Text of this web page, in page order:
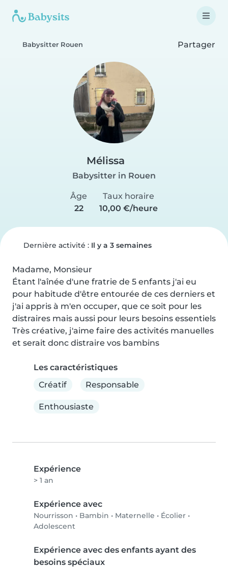
Babysitter Rouen Partager
Mélissa
Babysitter in Rouen
Âge
22
Taux horaire
10,00 €/heure
Dernière activité : Il y a 3 semaines
Madame, Monsieur
Étant l'aînée d'une fratrie de 5 enfants j'ai eu
pour habitude d'être entourée de ces derniers et
j'ai appris à m'en occuper, que ce soit pour les
distraires mais aussi pour leurs besoins essentiels
Très créative, j'aime faire des activités manuelles
et serait donc distraire vos bambins
Les caractéristiques
Créatif
Responsable
Enthousiaste
Expérience
> 1 an
Expérience avec
Nourrisson • Bambin • Maternelle • Écolier •
Adolescent
Expérience avec des enfants ayant des
besoins spéciaux